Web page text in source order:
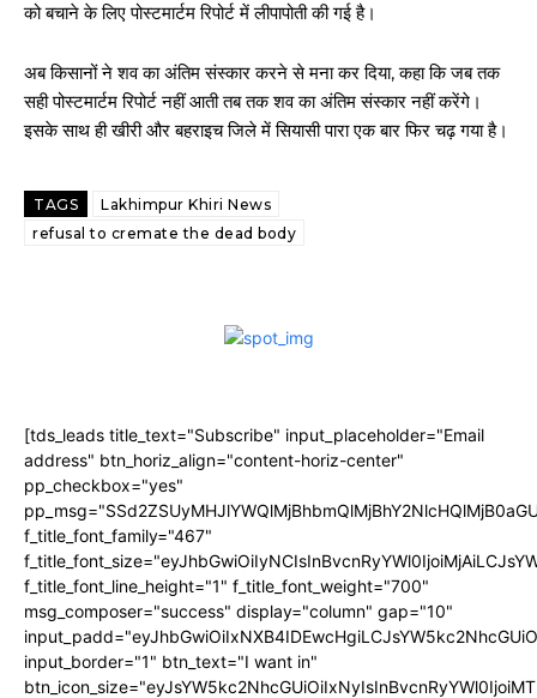
को बचाने के लिए पोस्टमार्टम रिपोर्ट में लीपापोती की गई है।
अब किसानों ने शव का अंतिम संस्कार करने से मना कर दिया, कहा कि जब तक
सही पोस्टमार्टम रिपोर्ट नहीं आती तब तक शव का अंतिम संस्कार नहीं करेंगे।
इसके साथ ही खीरी और बहराइच जिले में सियासी पारा एक बार फिर चढ़ गया है।
TAGS
Lakhimpur Khiri News
refusal to cremate the dead body
[tds_leads title_text="Subscribe" input_placeholder="Email
address" btn_horiz_align="content-horiz-center"
pp_checkbox="yes"
f_title_font_family="467"
f_title_font_line_height="1" f_title_font_weight="700"
msg_composer="success" display="column" gap="10"
input_border="1" btn_text="I want in"